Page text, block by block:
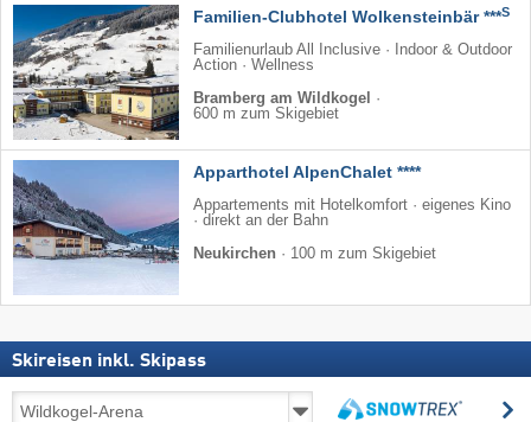
Familien-Clubhotel Wolkensteinbär ***S
Familienurlaub All Inclusive · Indoor & Outdoor
Action · Wellness
Bramberg am Wildkogel
·
600 m zum Skigebiet
Apparthotel AlpenChalet ****
Appartements mit Hotelkomfort · eigenes Kino
· direkt an der Bahn
Neukirchen · 100 m zum Skigebiet
Skireisen inkl. Skipass